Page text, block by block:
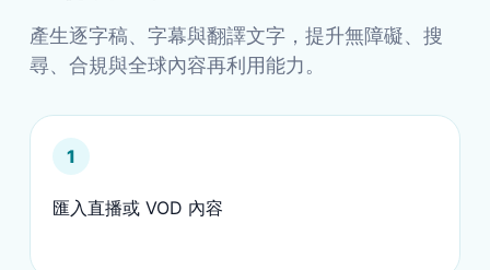
產生逐字稿、字幕與翻譯文字，提升無障礙、搜
尋、合規與全球內容再利用能力。
1
匯入直播或 VOD 內容